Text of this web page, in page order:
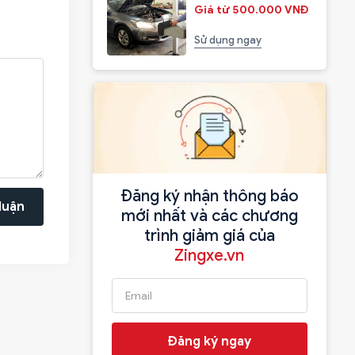
Giá từ 500.000 VNĐ
Sử dụng ngay
Đăng ký nhận thông báo
mới nhất và các chương
trình giảm giá của
Zingxe.vn
Đăng ký ngay